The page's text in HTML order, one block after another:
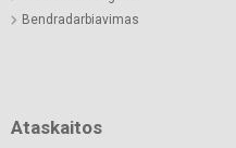
Bendradarbiavimas
Ataskaitos